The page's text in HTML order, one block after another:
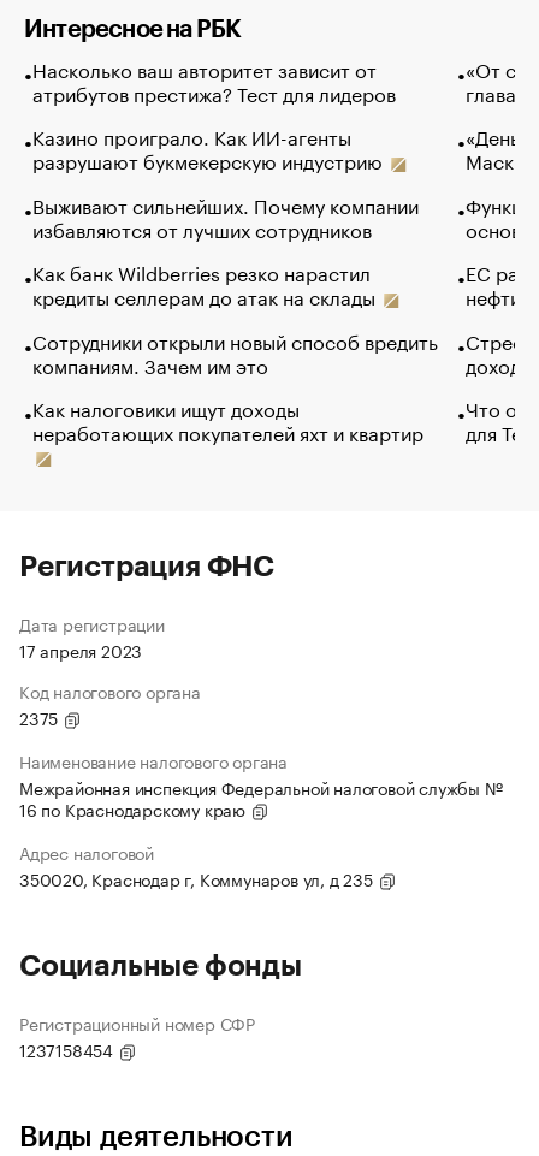
Интересное на РБК
Насколько ваш авторитет зависит от
атрибутов престижа? Тест для лидеров
Казино проиграло. Как ИИ-агенты
разрушают букмекерскую индустрию
Выживают сильнейших. Почему компании
избавляются от лучших сотрудников
Как банк Wildberries резко нарастил
кредиты селлерам до атак на склады
Сотрудники открыли новый способ вредить
компаниям. Зачем им это
Как налоговики ищут доходы
неработающих покупателей яхт и квартир
«От
глава
Маск в
основ
ЕС
нефти
Что
для
Регистрация ФНС
Дата регистрации
17 апреля 2023
Код налогового органа
2375
Наименование налогового органа
Межрайонная инспекция Федеральной налоговой службы №
16 по Краснодарскому краю
Адрес налоговой
350020, Краснодар г, Коммунаров ул, д 235
Социальные фонды
Регистрационный номер СФР
1237158454
Виды деятельности